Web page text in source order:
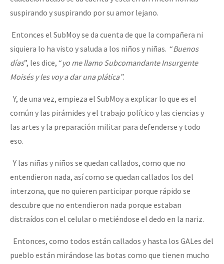
suspirando y suspirando por su amor lejano.
Entonces el SubMoy se da cuenta de que la compañera ni
siquiera lo ha visto y saluda a los niños y niñas. “Buenos
días”, les dice, “yo me llamo Subcomandante Insurgente
Moisés y les voy a dar una plática”.
Y, de una vez, empieza el SubMoy a explicar lo que es el
común y las pirámides y el trabajo político y las ciencias y
las artes y la preparación militar para defenderse y todo
eso.
Y las niñas y niños se quedan callados, como que no
entendieron nada, así como se quedan callados los del
interzona, que no quieren participar porque rápido se
descubre que no entendieron nada porque estaban
distraídos con el celular o metiéndose el dedo en la nariz.
Entonces, como todos están callados y hasta los GALes del
pueblo están mirándose las botas como que tienen mucho